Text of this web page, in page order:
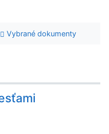
Vybrané dokumenty